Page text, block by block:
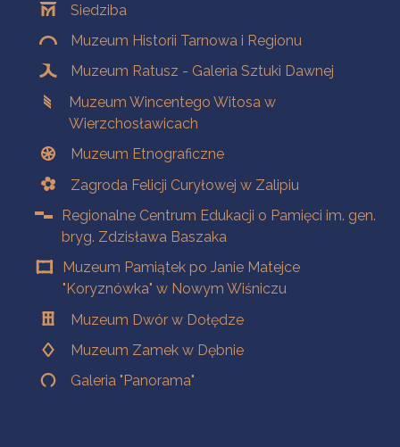
Siedziba
Muzeum Historii Tarnowa i Regionu
Muzeum Ratusz - Galeria Sztuki Dawnej
Muzeum Wincentego Witosa w
Wierzchosławicach
Muzeum Etnograficzne
Zagroda Felicji Curyłowej w Zalipiu
Regionalne Centrum Edukacji o Pamięci im. gen.
bryg. Zdzisława Baszaka
Muzeum Pamiątek po Janie Matejce
"Koryznówka" w Nowym Wiśniczu
Muzeum Dwór w Dołędze
Muzeum Zamek w Dębnie
Galeria "Panorama"